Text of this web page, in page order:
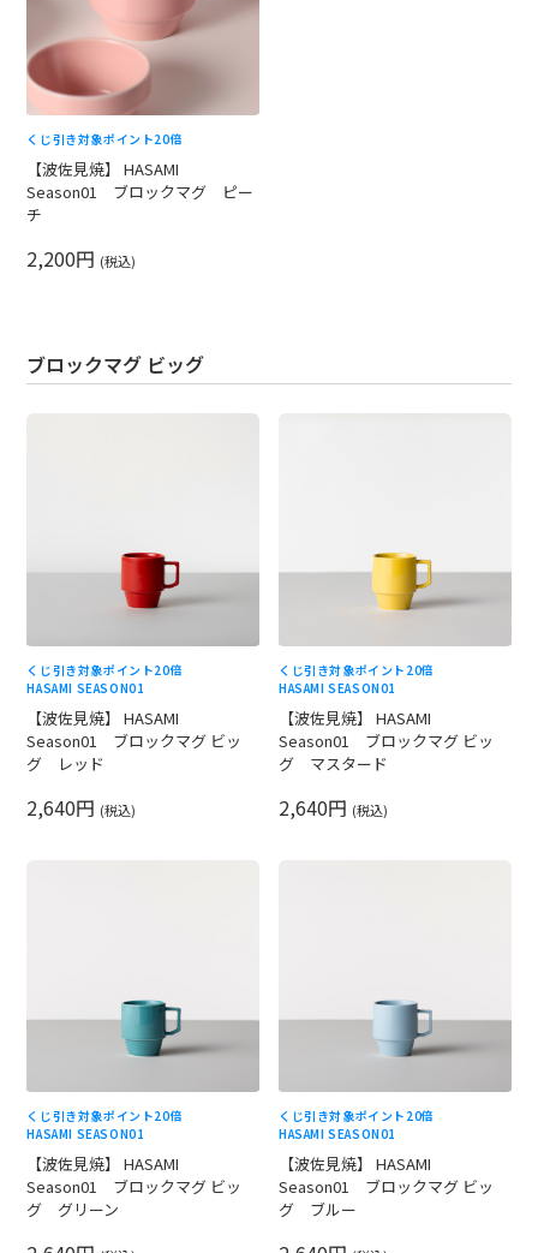
くじ引き対象ポイント20倍
【波佐見焼】 HASAMI
Season01 ブロックマグ ピー
チ
2,200円 (税込)
ブロックマグ ビッグ
くじ引き対象ポイント20倍
HASAMI SEASON01
【波佐見焼】 HASAMI
Season01 ブロックマグ ビッ
グ レッド
2,640円 (税込)
くじ引き対象ポイント20倍
HASAMI SEASON01
【波佐見焼】 HASAMI
Season01 ブロックマグ ビッ
グ マスタード
2,640円 (税込)
くじ引き対象ポイント20倍
HASAMI SEASON01
【波佐見焼】 HASAMI
Season01 ブロックマグ ビッ
グ グリーン
くじ引き対象ポイント20倍
HASAMI SEASON01
【波佐見焼】 HASAMI
Season01 ブロックマグ ビッ
グ ブルー